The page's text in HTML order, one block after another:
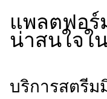
แพลตฟอ
น่าสนใจใ
บริการสตรีม